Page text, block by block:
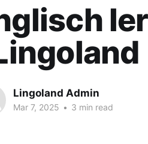
Lingoland
Lingoland Admin
Mar 7, 2025 • 3 min read